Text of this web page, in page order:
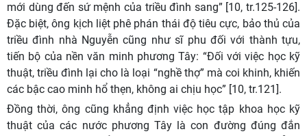
mới dùng đến sứ mệnh của triều đình sang” [10, tr.125-126].
Đặc biệt, ông kịch liệt phê phán thái độ tiêu cực, bảo thủ của
triều đình nhà Nguyễn cũng như sĩ phu đối với thành tựu,
tiến bộ của nền văn minh phương Tây: “Đối với việc học kỹ
thuật, triều đình lại cho là loại “nghề thợ” mà coi khinh, khiến
các bậc cao minh hổ thẹn, không ai chịu học” [10, tr.121].
Đồng thời, ông cũng khẳng định việc học tập khoa học kỹ
thuật của các nước phương Tây là con đường đúng đắn